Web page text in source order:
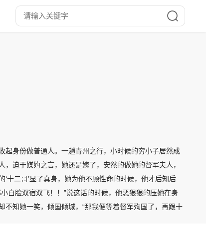
起身份做普通人。一趟青州之行，小时候的穷小子居然成
迫于媒妁之言，她还是嫁了，安然的做她的督军夫人，
十二哥’显了真身，她为他不顾性命的时候，他才后知后
白脸双宿双飞！！”说这话的时候，他恶狠狠的压她在身
知她一笑，倾国倾城，“那我便等着督军殉国了，再跟十